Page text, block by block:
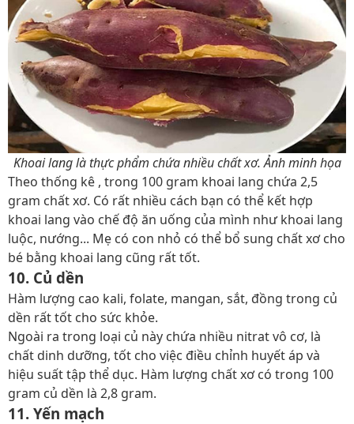
Khoai lang là thực phẩm chứa nhiều chất xơ. Ảnh minh họa
Theo thống kê , trong 100 gram khoai lang chứa 2,5
gram chất xơ. Có rất nhiều cách bạn có thể kết hợp
khoai lang vào chế độ ăn uống của mình như khoai lang
luộc, nướng... Mẹ có con nhỏ có thể bổ sung chất xơ cho
bé bằng khoai lang cũng rất tốt.
10. Củ dền
Hàm lượng cao kali, folate, mangan, sắt, đồng trong củ
dền rất tốt cho sức khỏe.
Ngoài ra trong loại củ này chứa nhiều nitrat vô cơ, là
chất dinh dưỡng, tốt cho việc điều chỉnh huyết áp và
hiệu suất tập thể dục. Hàm lượng chất xơ có trong 100
gram củ dền là 2,8 gram.
11. Yến mạch